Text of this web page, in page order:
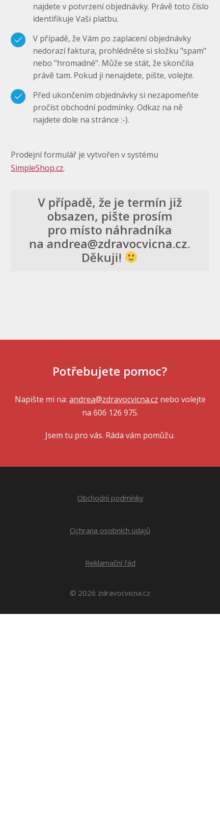
najdete v potvrzení objednávky. Právě toto číslo
identifikuje Vaši platbu.
V případě, že Vám po zaplacení objednávky
nedorazí faktura, prohlédněte si složku "spam"
nebo "hromadné". Může se stát, že skončila
právě tam. Pokud ji nenajdete, pište, volejte.
Před ukončením objednávky si nezapomeňte
pročíst obchodní podmínky. Odkaz na ně
najdete dole na stránce :-).
Prodejní formulář je vytvořen v systému
SimpleShop.cz.
V případě, že je termín již
obsazen, pište prosím
pro místo náhradníka
na andrea@zdravocvicna.cz.
Děkuji!
Potřebujete pomoc?
Napište mi na: andrea@zdravocvicna.cz nebo volejte
na 606 126 975.
Jsem tu pro vás. Ráda vám pomůžu.
Obchodní podmínky
Ochrana osobních údajů
Reklamační řád
© 2026 zdravocvicna.cz